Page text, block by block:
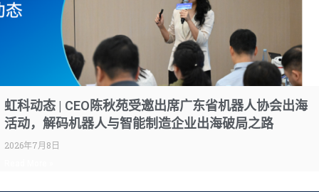
虹科动态 | CEO陈秋苑受邀出席广东省机器人协会出海
活动，解码机器人与智能制造企业出海破局之路
2026年7月8日